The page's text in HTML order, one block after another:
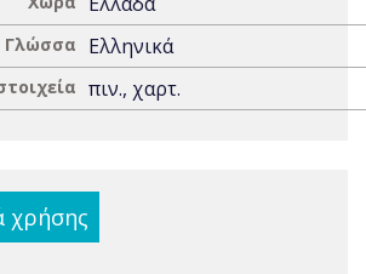
Γλώσσα Ελληνικά
πιν., χαρτ.
χρήσης